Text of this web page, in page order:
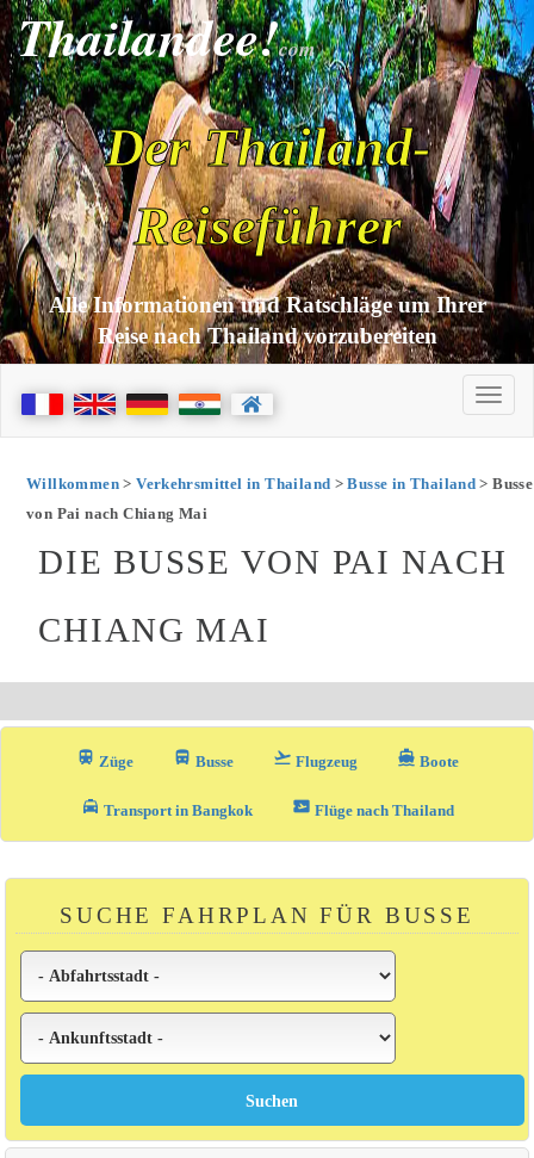
Thailandee!com
Der Thailand-
Reiseführer
Alle Informationen und Ratschläge um Ihrer
Reise nach Thailand vorzubereiten
Willkommen>Verkehrsmittel in Thailand >Busse in Thailand > Busse
von Pai nach Chiang Mai
DIE BUSSE VON PAI NACH
CHIANG MAI
train Züge directions_bus_filled Busse flight_takeoff Flugzeug directions_boat Boote
local_taxi Transport in Bangkok airplane_ticket Flüge nach Thailand
SUCHE FAHRPLAN FÜR BUSSE